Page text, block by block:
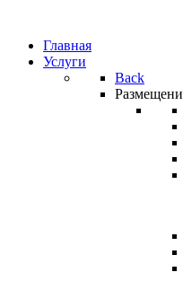
Главная
Услуги
Back